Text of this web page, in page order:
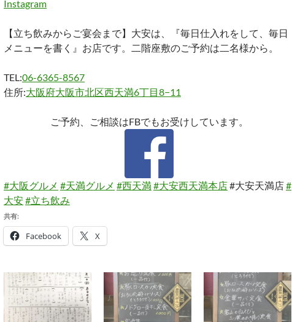
Instagram
【立ち飲みからご宴会まで】大安は、『毎日仕入れをして、毎日
メニューを書く』お店です。二階座敷のご予約は二名様から。
TEL:06-6365-8567
住所:大阪府大阪市北区西天満6丁目8−11
ご予約、ご相談はFBでもお受けしています。
#大阪グルメ #天満グルメ #西天満#大安西天満本店#大安天満店#
大安#立ち飲み
共有:
Facebook X